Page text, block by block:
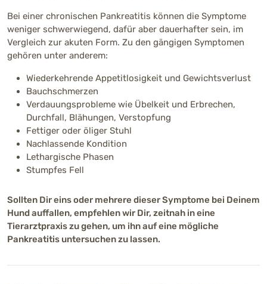
Bei einer chronischen Pankreatitis können die Symptome
weniger schwerwiegend, dafür aber dauerhafter sein, im
Vergleich zur akuten Form. Zu den gängigen Symptomen
gehören unter anderem:
Wiederkehrende Appetitlosigkeit und Gewichtsverlust
Bauchschmerzen
Verdauungsprobleme wie Übelkeit und Erbrechen,
Durchfall, Blähungen, Verstopfung
Fettiger oder öliger Stuhl
Nachlassende Kondition
Lethargische Phasen
Stumpfes Fell
Sollten Dir eins oder mehrere dieser Symptome bei Deinem
Hund auffallen, empfehlen wir Dir, zeitnah in eine
Tierarztpraxis zu gehen, um ihn auf eine mögliche
Pankreatitis untersuchen zu lassen.